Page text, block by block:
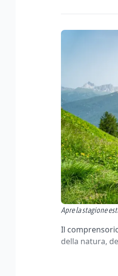
Apre la stagione
Il
della natura,